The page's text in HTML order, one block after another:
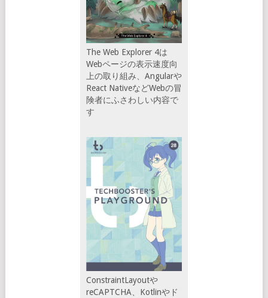
The Web Explorer 4は
Webページの表示速度向
上の取り組み、Angularや
React NativeなどWebの冒
険者にふさわしい内容で
す
ConstraintLayoutや
reCAPTCHA、Kotlinやド